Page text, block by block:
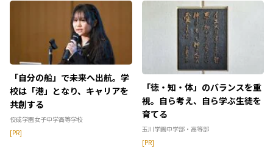
「自分の船」で未来へ出航。学
校は「港」となり、キャリアを
共創する
佼成学園女子中学高等学校
[PR]
「徳・知・体」のバランスを重
視。自ら考え、自ら学ぶ生徒を
育てる
玉川学園中学部・高等部
[PR]